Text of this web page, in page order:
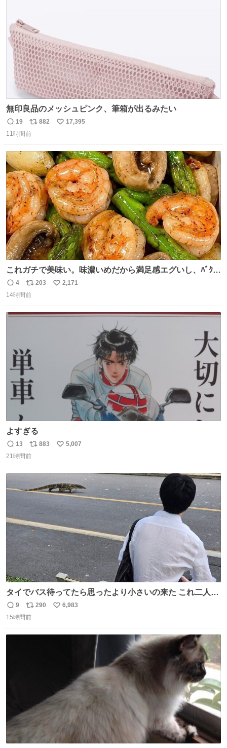
無印良品のメッシュピンク、筆箱が出るみたい
返
信
19
リ
ポ
ト
数
882
い
数
17,395
11時間前
これガチで美味い。味濃いめだから満足感エグいし、ﾊﾞｸﾊﾞ
ｸ食べても低カロリーなの。(ただ次の日予定ある時は気を
つけて😭)
返
信
4
リ
ポ
ト
203
い
数
2,171
14時間前
よすぎる
返
信
13
リ
ポ
数
883
い
5,007
21時間前
タイでバス待ってたら思ったより小さいの来た これ二人行
けるか？
返
信
9
リ
ポ
290
い
6,983
15時間前